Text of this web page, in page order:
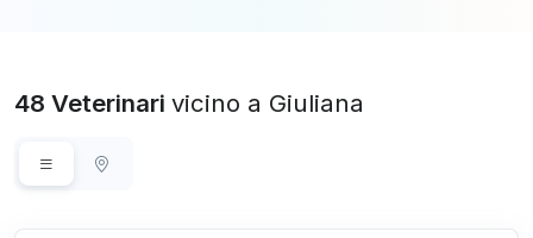
48 Veterinari vicino a Giuliana